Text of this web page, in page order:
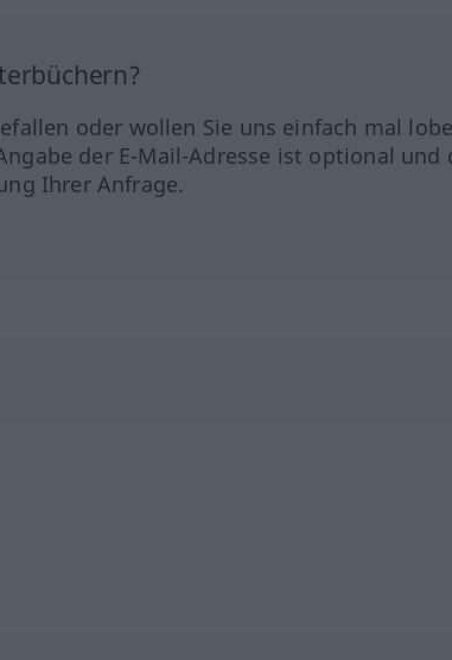
oder wollen Sie uns einfach mal
der E-Mail-Adresse ist optional und
Ihrer Anfrage.